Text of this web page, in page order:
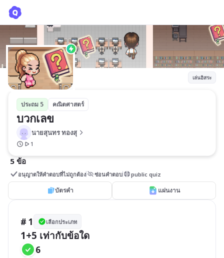
เล่นอิสระ
ประถม 5 คณิตศาสตร์
บวกเลข
นายสุนทร ทองสุ
1
5 ข้อ
อนุญาตให้คำตอบที่ไม่ถูกต้อง ซ่อนคำตอบ public quiz
บัตรคำ แผ่นงาน
# 1 เลือกประเภท
1+5 เท่ากับข้อใด
6